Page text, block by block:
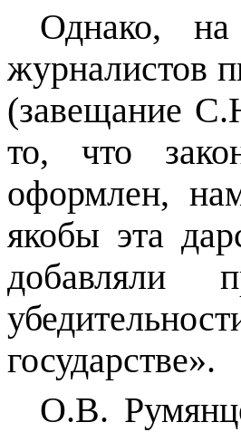
Однако, на
журналистов
(завещание
то, что
оформлен,
якобы эта
государстве».
О.В.